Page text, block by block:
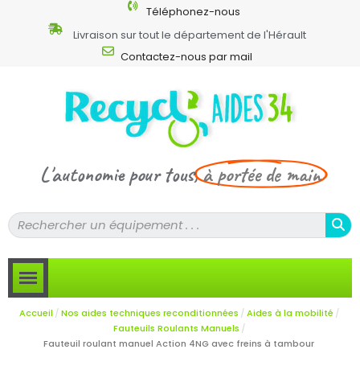
Téléphonez-nous
Livraison sur tout le département de l'Hérault
Contactez-nous par mail
L'autonomie pour tous,à portée de main
Accueil Nos aides techniques reconditionnées
Aides à la mobilité
Fauteuils Roulants Manuels
Fauteuil roulant manuel Action 4NG avec freins à tambour